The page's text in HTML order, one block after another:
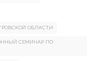
ОБЛАСТИ
СЕМИНАР ПО